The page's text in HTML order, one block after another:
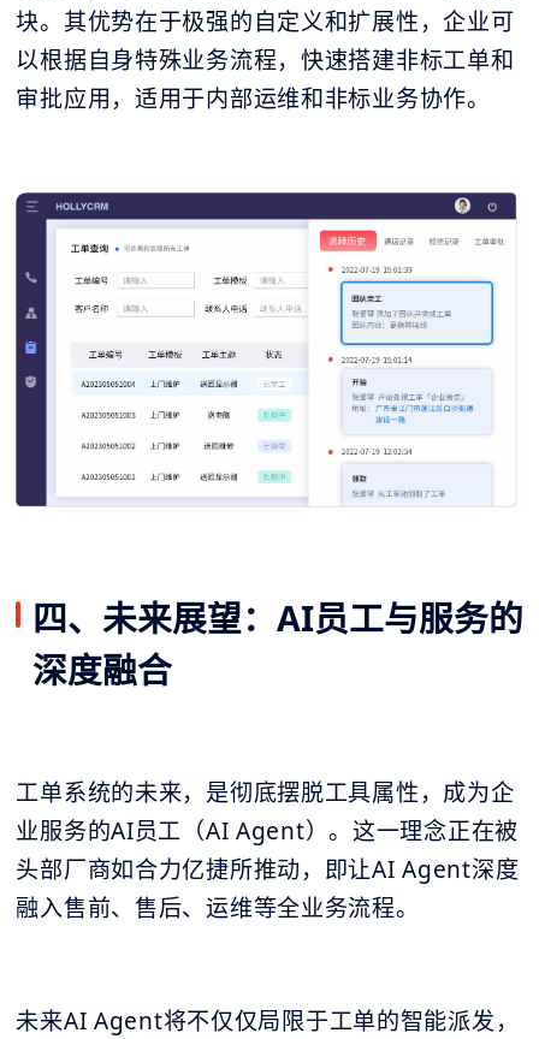
块。其优势在于极强的自定义和扩展性，企业可
以根据自身特殊业务流程，快速搭建非标工单和
审批应用，适用于内部运维和非标业务协作。
四、未来展望：AI员工与服务的
深度融合
工单系统的未来，是彻底摆脱工具属性，成为企
业服务的AI员工（AI Agent）。这一理念正在被
头部厂商如合力亿捷所推动，即让AI Agent深度
融入售前、售后、运维等全业务流程。
未来AI Agent将不仅仅局限于工单的智能派发，